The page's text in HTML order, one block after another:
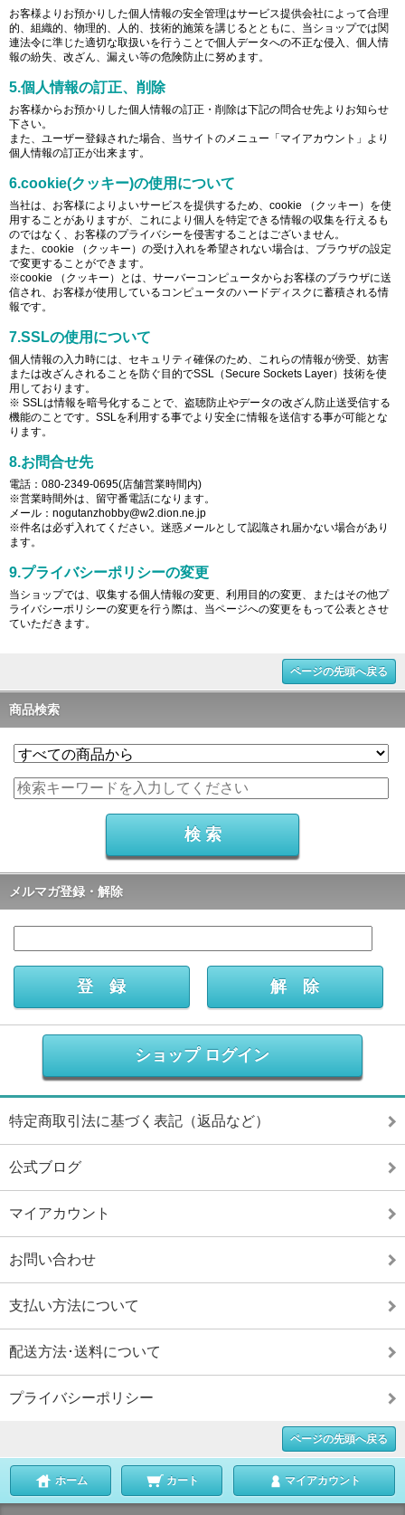
お客様よりお預かりした個人情報の安全管理はサービス提供会社によって合理
的、組織的、物理的、人的、技術的施策を講じるとともに、当ショップでは関
連法令に準じた適切な取扱いを行うことで個人データへの不正な侵入、個人情
報の紛失、改ざん、漏えい等の危険防止に努めます。
5.個人情報の訂正、削除
お客様からお預かりした個人情報の訂正・削除は下記の問合せ先よりお知らせ
下さい。
また、ユーザー登録された場合、当サイトのメニュー「マイアカウント」より
個人情報の訂正が出来ます。
6.cookie(クッキー)の使用について
当社は、お客様によりよいサービスを提供するため、cookie （クッキー）を使
用することがありますが、これにより個人を特定できる情報の収集を行えるも
のではなく、お客様のプライバシーを侵害することはございません。
また、cookie （クッキー）の受け入れを希望されない場合は、ブラウザの設定
で変更することができます。
※cookie （クッキー）とは、サーバーコンピュータからお客様のブラウザに送
信され、お客様が使用しているコンピュータのハードディスクに蓄積される情
報です。
7.SSLの使用について
個人情報の入力時には、セキュリティ確保のため、これらの情報が傍受、妨害
または改ざんされることを防ぐ目的でSSL（Secure Sockets Layer）技術を使
用しております。
※ SSLは情報を暗号化することで、盗聴防止やデータの改ざん防止送受信する
機能のことです。SSLを利用する事でより安全に情報を送信する事が可能とな
ります。
8.お問合せ先
電話：080-2349-0695(店舗営業時間内)
※営業時間外は、留守番電話になります。
メール：nogutanzhobby@w2.dion.ne.jp
※件名は必ず入れてください。迷惑メールとして認識され届かない場合があり
ます。
9.プライバシーポリシーの変更
当ショップでは、収集する個人情報の変更、利用目的の変更、またはその他プ
ライバシーポリシーの変更を行う際は、当ページへの変更をもって公表とさせ
ていただきます。
ページの先頭へ戻る
商品検索
メルマガ登録・解除
ショップ ログイン
特定商取引法に基づく表記（返品など）
公式ブログ
マイアカウント
お問い合わせ
支払い方法について
配送方法･送料について
プライバシーポリシー
ページの先頭へ戻る
ホーム カート マイアカウント